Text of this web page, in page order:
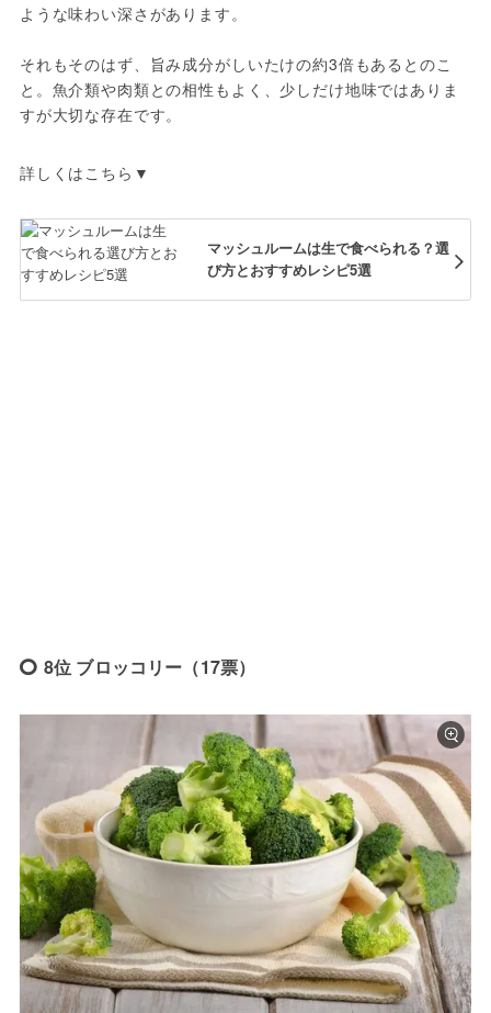
ような味わい深さがあります。
それもそのはず、旨み成分がしいたけの約3倍もあるとのこ
と。魚介類や肉類との相性もよく、少しだけ地味ではありま
すが大切な存在です。
詳しくはこちら▼
マッシュルームは生で食べられる？選
び方とおすすめレシピ5選
8位 ブロッコリー（17票）